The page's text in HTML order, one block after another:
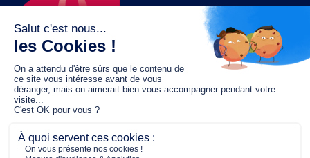
Le fonds de dotation MGC s’engage à
jouer un rôle dans la prévention santé
pour tous.
2/4 place de l’Abbé G. Hénocque
75637 PARIS CEDEX 13